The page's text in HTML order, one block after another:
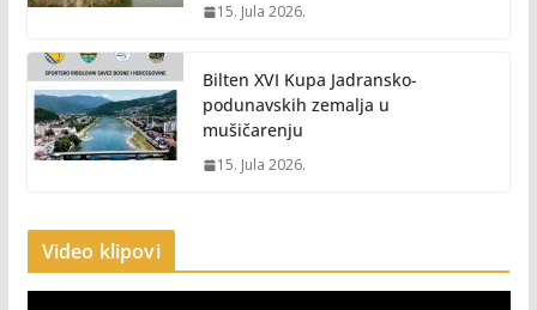
15. Jula 2026.
Bilten XVI Kupa Jadransko-
podunavskih zemalja u
mušičarenju
15. Jula 2026.
Video klipovi